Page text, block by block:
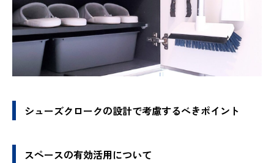
シューズクロークの設計で考慮するべきポイント
スペースの有効活用について